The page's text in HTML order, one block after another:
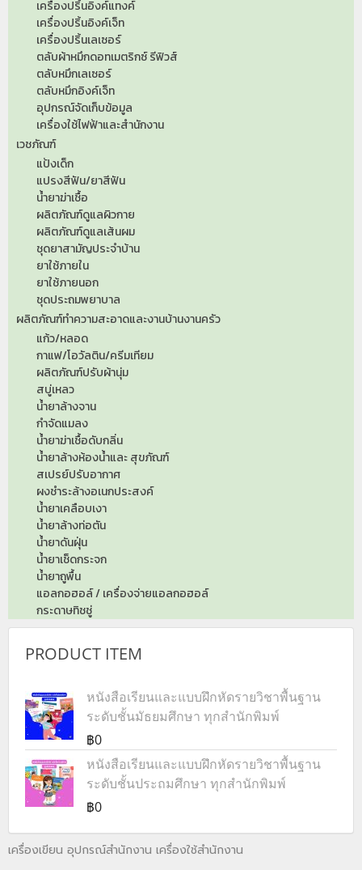
เครื่องปริ้นอิงค์แทงค์
เครื่องปริ้นอิงค์เจ็ท
เครื่องปริ้นเลเซอร์
ตลับผ้าหมึกดอทเมตริกซ์ รีฟิวส์
ตลับหมึกเลเซอร์
ตลับหมึกอิงค์เจ็ท
อุปกรณ์จัดเก็บข้อมูล
เครื่องใช้ไฟฟ้าและสำนักงาน
เวชภัณฑ์
แป้งเด็ก
แปรงสีฟัน/ยาสีฟัน
น้ำยาฆ่าเชื้อ
ผลิตภัณฑ์ดูแลผิวกาย
ผลิตภัณฑ์ดูแลเส้นผม
ชุดยาสามัญประจำบ้าน
ยาใช้ภายใน
ยาใช้ภายนอก
ชุดประถมพยาบาล
ผลิตภัณฑ์ทำความสะอาดและงานบ้านงานครัว
แก้ว/หลอด
กาแฟ/โอวัลติน/ครีมเทียม
ผลิตภัณฑ์ปรับผ้านุ่ม
สบู่เหลว
น้ำยาล้างจาน
กำจัดแมลง
น้ำยาฆ่าเชื้อดับกลิ่น
น้ำยาล้างห้องน้ำและ สุขภัณฑ์
สเปรย์ปรับอากาศ
ผงชำระล้างอเนกประสงค์
น้ำยาเคลือบเงา
น้ำยาล้างท่อตัน
น้ำยาดันฝุ่น
น้ำยาเช็ดกระจก
น้ำยาถูพื้น
แอลกอฮอล์ / เครื่องจ่ายแอลกอฮอล์
กระดาษทิชชู่
PRODUCT ITEM
หนังสือเรียนและแบบฝึกหัดรายวิชาพื้นฐาน
ระดับชั้นมัธยมศึกษา ทุกสำนักพิมพ์
฿0
หนังสือเรียนและแบบฝึกหัดรายวิชาพื้นฐาน
ระดับชั้นประถมศึกษา ทุกสำนักพิมพ์
฿0
เครื่องเขียน อุปกรณ์สำนักงาน เครื่องใช้สำนักงาน